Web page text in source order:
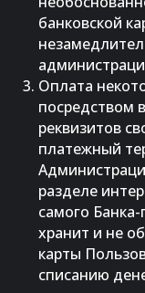
банковской
Оплата
посредством
реквизитов
платежный
разделе
самого
хранит и не
карты
списанию